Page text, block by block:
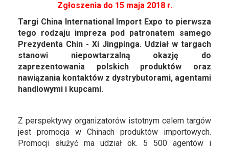
Zgłoszenia do 15 maja 2018 r.
Targi China International Import Expo to pierwsza
tego rodzaju impreza pod patronatem samego
Prezydenta Chin - Xi Jingpinga. Udział w targach
stanowi niepowtarzalną okazję do
zaprezentowania polskich produktów oraz
nawiązania kontaktów z dystrybutorami, agentami
handlowymi i kupcami.
Z perspektywy organizatorów istotnym celem targów
jest promocja w Chinach produktów importowych.
Promocji służyć ma udział ok. 5 500 agentów i